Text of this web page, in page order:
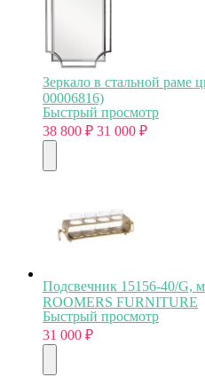
Зеркало в стальной раме
00006816)
Быстрый просмотр
38 800 ₽ 31 000 ₽
Подсвечник 15156-40/G,
ROOMERS FURNITURE
Быстрый просмотр
31 000 ₽